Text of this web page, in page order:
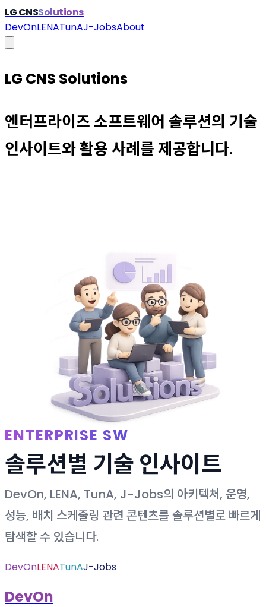
LG CNSSolutions
DevOnLENATunAJ-JobsAbout
LG CNS Solutions
엔터프라이즈 소프트웨어 솔루션의 기술
인사이트와 활용 사례를 제공합니다.
ENTERPRISE SW
솔루션별 기술 인사이트
DevOn, LENA, TunA, J-Jobs의 아키텍처, 운영,
성능, 배치 스케줄링 관련 콘텐츠를 솔루션별로 빠르게
탐색할 수 있습니다.
DevOnLENATunAJ-Jobs
DevOn